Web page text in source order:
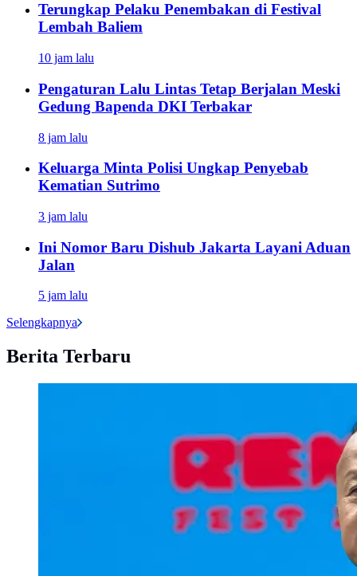
Terungkap Pelaku Penembakan di Festival
Lembah Baliem
10 jam lalu
Pengaturan Lalu Lintas Tetap Berjalan Meski
Gedung Bapenda DKI Terbakar
8 jam lalu
Keluarga Minta Polisi Ungkap Penyebab
Kematian Sutrimo
3 jam lalu
Ini Nomor Baru Dishub Jakarta Layani Aduan
Jalan
5 jam lalu
Selengkapnya
Berita Terbaru